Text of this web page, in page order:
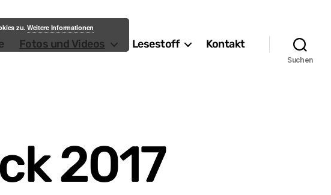
Fotos und Videos Lesestoff Kontakt
Suchen
2017
zu.Weitere Informationen